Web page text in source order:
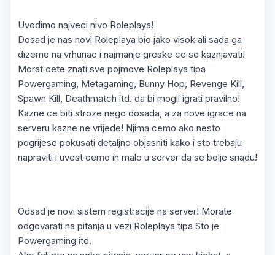
Uvodimo najveci nivo Roleplaya!
Dosad je nas novi Roleplaya bio jako visok ali sada ga
dizemo na vrhunac i najmanje greske ce se kaznjavati!
Morat cete znati sve pojmove Roleplaya tipa
Powergaming, Metagaming, Bunny Hop, Revenge Kill,
Spawn Kill, Deathmatch itd. da bi mogli igrati pravilno!
Kazne ce biti stroze nego dosada, a za nove igrace na
serveru kazne ne vrijede! Njima cemo ako nesto
pogrijese pokusati detaljno objasniti kako i sto trebaju
napraviti i uvest cemo ih malo u server da se bolje snadu!
Odsad je novi sistem registracije na server! Morate
odgovarati na pitanja u vezi Roleplaya tipa Sto je
Powergaming itd.